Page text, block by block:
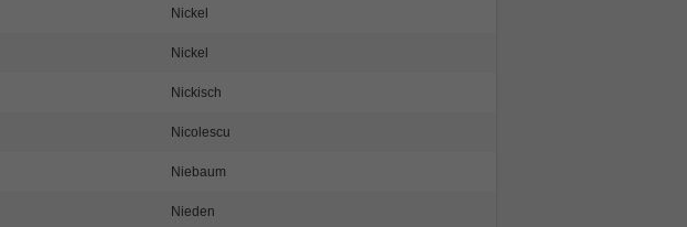
Nickel
Nickel
Nickisch
Nicolescu
Niebaum
Nieden